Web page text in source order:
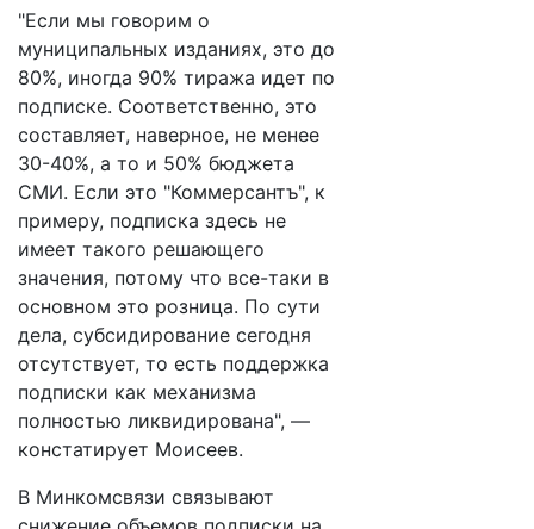
"Если мы говорим о
муниципальных изданиях, это до
80%, иногда 90% тиража идет по
подписке. Соответственно, это
составляет, наверное, не менее
30-40%, а то и 50% бюджета
СМИ. Если это "Коммерсантъ", к
примеру, подписка здесь не
имеет такого решающего
значения, потому что все-таки в
основном это розница. По сути
дела, субсидирование сегодня
отсутствует, то есть поддержка
подписки как механизма
полностью ликвидирована", —
констатирует Моисеев.
В Минкомсвязи связывают